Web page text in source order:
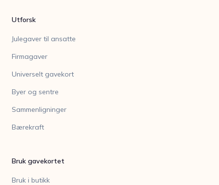
Utforsk
Julegaver til ansatte
Firmagaver
Universelt gavekort
Byer og sentre
Sammenligninger
Bærekraft
Bruk gavekortet
Bruk i butikk